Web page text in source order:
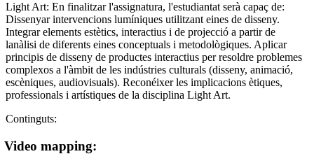
Light Art: En finalitzar l'assignatura, l'estudiantat serà capaç de:
Dissenyar intervencions lumíniques utilitzant eines de disseny.
Integrar elements estètics, interactius i de projecció a partir de
lanàlisi de diferents eines conceptuals i metodològiques. Aplicar
principis de disseny de productes interactius per resoldre problemes
complexos a l'àmbit de les indústries culturals (disseny, animació,
escèniques, audiovisuals). Reconéixer les implicacions ètiques,
professionals i artístiques de la disciplina Light Art.
Continguts:
Video mapping: